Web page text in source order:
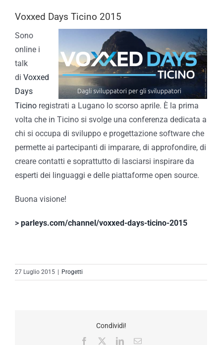
Voxxed Days Ticino 2015
Sono
online i
talk
di Voxxed
Days
Ticino registrati a Lugano lo scorso aprile. È la prima
volta che in Ticino si svolge una conferenza dedicata a
chi si occupa di sviluppo e progettazione software che
permette ai partecipanti di imparare, di approfondire, di
creare contatti e soprattutto di lasciarsi inspirare da
esperti dei linguaggi e delle piattaforme open source.
Buona visione!
> parleys.com/channel/voxxed-days-ticino-2015
27 Luglio 2015 | Progetti
Condividi!
Facebook
LinkedInEmail